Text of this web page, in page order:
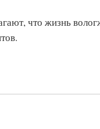
что жизнь